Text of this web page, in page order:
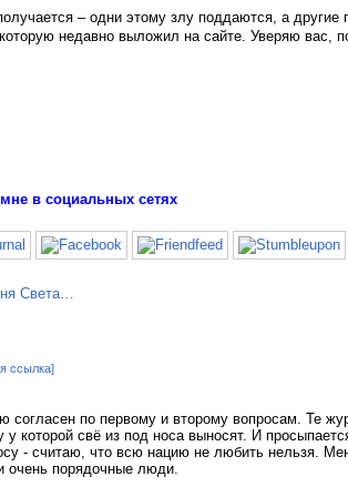
– одни этому злу поддаются, а
недавно выложил на сайте. Уверяю вас,
в социальных сетях
ссылка]
согласен по первому и второму вопросам. Те
которой свё из под носа выносят. И
- считаю, что всю нацию не любить нельзя.
очень порядочные люди.